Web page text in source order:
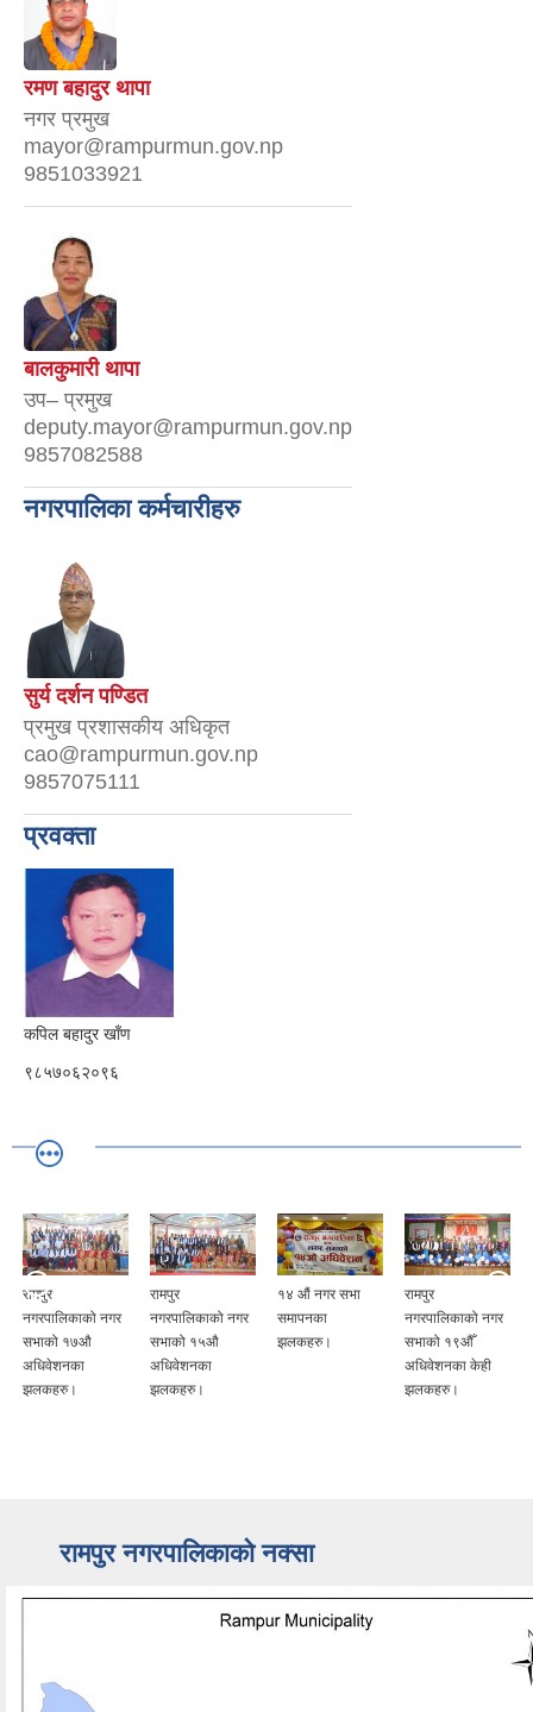
रमण बहादुर थापा
नगर प्रमुख
mayor@rampurmun.gov.np
9851033921
बालकुमारी थापा
उप– प्रमुख
deputy.mayor@rampurmun.gov.np
9857082588
नगरपालिका कर्मचारीहरु
सुर्य दर्शन पण्डित
प्रमुख प्रशासकीय अधिकृत
cao@rampurmun.gov.np
9857075111
प्रवक्ता
कपिल बहादुर खाँण
९८५७०६२०९६
रामपुर
नगरपालिकाको नगर
सभाको १७औ
अधिवेशनका
झलकहरु।
रामपुर
नगरपालिकाको नगर
सभाको १५औ
अधिवेशनका
झलकहरु।
१४ औं नगर सभा
समापनका
झलकहरु।
रामपुर
नगरपालिकाको नगर
सभाको १९औँ
अधिवेशनका केही
झलकहरु।
रामपुर नगरपालिकाकाे नक्सा